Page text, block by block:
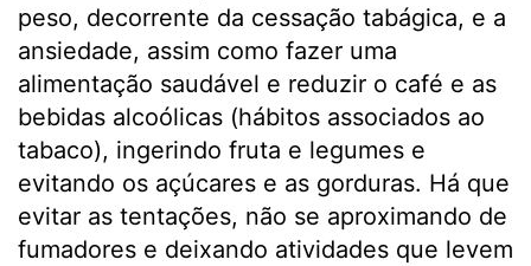
peso, decorrente da cessação tabágica, e a
ansiedade, assim como fazer uma
alimentação saudável e reduzir o café e as
bebidas alcoólicas (hábitos associados ao
tabaco), ingerindo fruta e legumes e
evitando os açúcares e as gorduras. Há que
evitar as tentações, não se aproximando de
fumadores e deixando atividades que levem